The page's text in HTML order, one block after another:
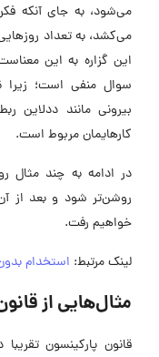
می‌شود، به جای آنکه
می‌کشد، به تعداد
این گزاره به این
سوال منفی است؛ زیرا
بیرونی مانند ددلاین
کارهایمان مربوط است.
در ادامه به چند مثال
روشن‌تر شود و بعد از آن
خواهیم رفت.
لینک مرتبط: استخدام
مثال‌هایی از
قانون پارکینسون